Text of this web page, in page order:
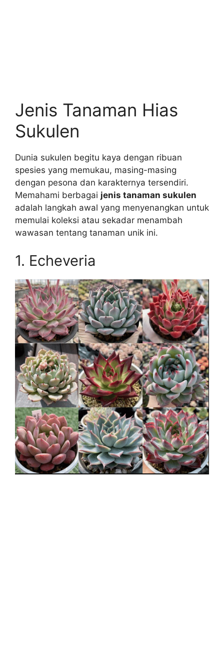
Jenis Tanaman Hias
Sukulen
Dunia sukulen begitu kaya dengan ribuan
spesies yang memukau, masing-masing
dengan pesona dan karakternya tersendiri.
Memahami berbagai jenis tanaman sukulen
adalah langkah awal yang menyenangkan untuk
memulai koleksi atau sekadar menambah
wawasan tentang tanaman unik ini.
1. Echeveria